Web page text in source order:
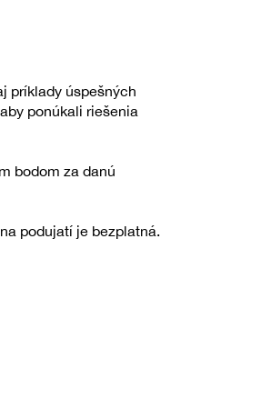
príklady úspešných
ponúkali riešenia
bodom za danú
podujatí je bezplatná.